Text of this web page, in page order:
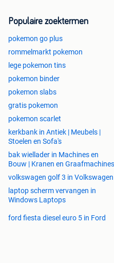
Populaire zoektermen
pokemon go plus
rommelmarkt pokemon
lege pokemon tins
pokemon binder
pokemon slabs
gratis pokemon
pokemon scarlet
kerkbank in Antiek | Meubels |
Stoelen en Sofa's
bak wiellader in Machines en
Bouw | Kranen en Graafmachines
volkswagen golf 3 in Volkswagen
laptop scherm vervangen in
Windows Laptops
ford fiesta diesel euro 5 in Ford